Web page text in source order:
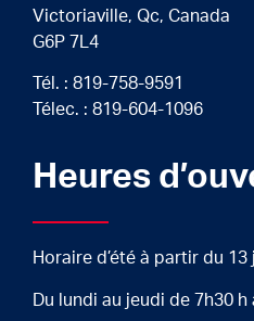
Victoriaville, Qc, Canada
G6P 7L4
Tél. : 819-758-9591
Télec. : 819-604-1096
Heures
Horaire d’été à partir du 13
Du lundi au jeudi de 7h30 h